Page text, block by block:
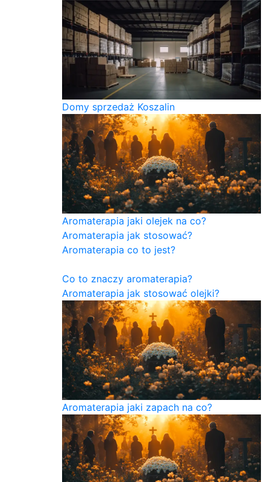
Domy sprzedaż Koszalin
Aromaterapia jaki olejek na co?
Aromaterapia jak stosować?
Aromaterapia co to jest?
Co to znaczy aromaterapia?
Aromaterapia jak stosować olejki?
Aromaterapia jaki zapach na co?